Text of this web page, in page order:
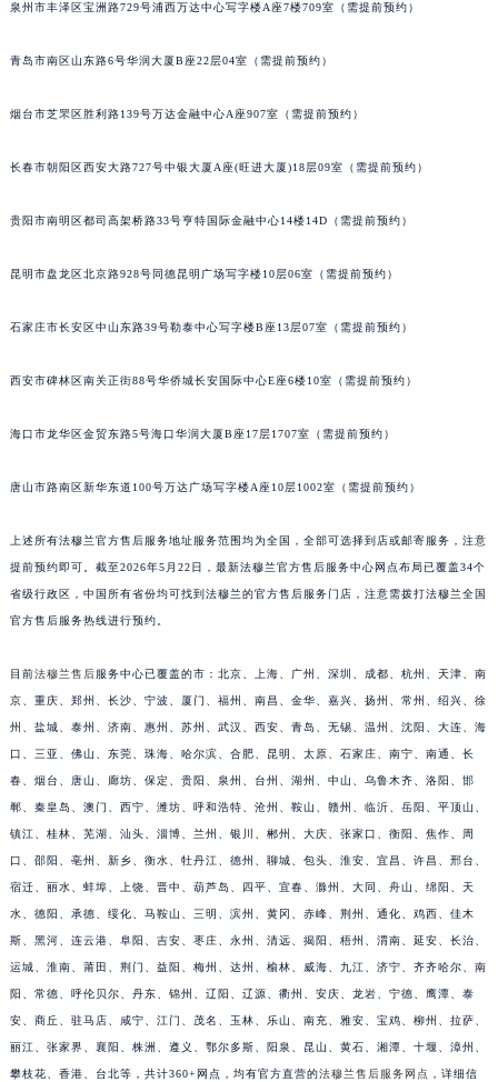
泉州市丰泽区宝洲路729号浦西万达中心写字楼A座7楼709室（需提前预约）
青岛市南区山东路6号华润大厦B座22层04室（需提前预约）
烟台市芝罘区胜利路139号万达金融中心A座907室（需提前预约）
长春市朝阳区西安大路727号中银大厦A座(旺进大厦)18层09室（需提前预约）
贵阳市南明区都司高架桥路33号亨特国际金融中心14楼14D（需提前预约）
昆明市盘龙区北京路928号同德昆明广场写字楼10层06室（需提前预约）
石家庄市长安区中山东路39号勒泰中心写字楼B座13层07室（需提前预约）
西安市碑林区南关正街88号华侨城长安国际中心E座6楼10室（需提前预约）
海口市龙华区金贸东路5号海口华润大厦B座17层1707室（需提前预约）
唐山市路南区新华东道100号万达广场写字楼A座10层1002室（需提前预约）
上述所有法穆兰官方售后服务地址服务范围均为全国，全部可选择到店或邮寄服务，注意
提前预约即可。截至2026年5月22日，最新法穆兰官方售后服务中心网点布局已覆盖34个
省级行政区，中国所有省份均可找到法穆兰的官方售后服务门店，注意需拨打法穆兰全国
官方售后服务热线进行预约。
目前法穆兰售后 服务中心已覆盖的市：北京、上海、广州、深圳、成都、杭州、天津、南
京、重庆、郑州、长沙、宁波、厦门、福州、南昌、金华、嘉兴、扬州、常州、绍兴、徐
州、盐城、泰州、济南、惠州、苏州、武汉、西安、青岛、无锡、温州、沈阳、大连、海
口、三亚、佛山、东莞、珠海、哈尔滨、合肥、昆明、太原、石家庄、南宁、南通、长
春、烟台、唐山、廊坊、保定、贵阳、泉州、台州、湖州、中山、乌鲁木齐、洛阳、邯
郸、秦皇岛、澳门、西宁、潍坊、呼和浩特、沧州、鞍山、赣州、临沂、岳阳、平顶山、
镇江、桂林、芜湖、汕头、淄博、兰州、银川、郴州、大庆、张家口、衡阳、焦作、周
口、邵阳、亳州、新乡、衡水、牡丹江、德州、聊城、包头、淮安、宜昌、许昌、邢台、
宿迁、丽水、蚌埠、上饶、晋中、葫芦岛、四平、宜春、滁州、大同、舟山、绵阳、天
水、德阳、承德、绥化、马鞍山、三明、滨州、黄冈、赤峰、荆州、通化、鸡西、佳木
斯、黑河、连云港、阜阳、吉安、枣庄、永州、清远、揭阳、梧州、渭南、延安、长治、
运城、淮南、莆田、荆门、益阳、梅州、达州、榆林、威海、九江、济宁、齐齐哈尔、南
阳、常德、呼伦贝尔、丹东、锦州、辽阳、辽源、衢州、安庆、龙岩、宁德、鹰潭、泰
安、商丘、驻马店、咸宁、江门、茂名、玉林、乐山、南充、雅安、宝鸡、柳州、拉萨、
丽江、张家界、襄阳、株洲、遵义、鄂尔多斯、阳泉、昆山、黄石、湘潭、十堰、漳州、
攀枝花、香港、台北等，共计360+网点，均有官方直营的法穆兰售后服务网点 ，详细信